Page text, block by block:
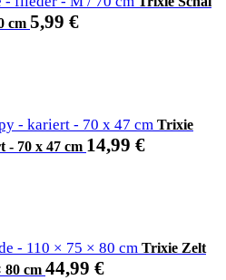
cm 5,99 €
Trixie
- 70 x 47 cm 14,99 €
Trixie Zelt
80 cm 44,99 €